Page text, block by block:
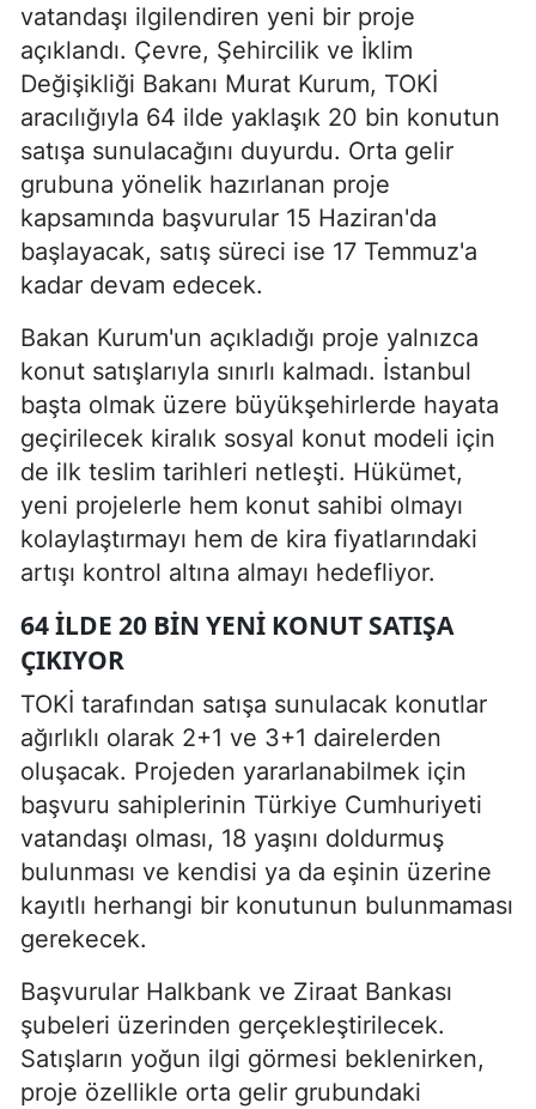
vatandaşı ilgilendiren yeni bir proje
açıklandı. Çevre, Şehircilik ve İklim
Değişikliği Bakanı Murat Kurum, TOKİ
aracılığıyla 64 ilde yaklaşık 20 bin konutun
satışa sunulacağını duyurdu. Orta gelir
grubuna yönelik hazırlanan proje
kapsamında başvurular 15 Haziran'da
başlayacak, satış süreci ise 17 Temmuz'a
kadar devam edecek.
Bakan Kurum'un açıkladığı proje yalnızca
konut satışlarıyla sınırlı kalmadı. İstanbul
başta olmak üzere büyükşehirlerde hayata
geçirilecek kiralık sosyal konut modeli için
de ilk teslim tarihleri netleşti. Hükümet,
yeni projelerle hem konut sahibi olmayı
kolaylaştırmayı hem de kira fiyatlarındaki
artışı kontrol altına almayı hedefliyor.
64 ILDE 20 BIN YENI KONUT SATIŞA
ÇIKIYOR
TOKİ tarafından satışa sunulacak konutlar
ağırlıklı olarak 2+1 ve 3+1 dairelerden
oluşacak. Projeden yararlanabilmek için
başvuru sahiplerinin Türkiye Cumhuriyeti
vatandaşı olması, 18 yaşını doldurmuş
bulunması ve kendisi ya da eşinin üzerine
kayıtlı herhangi bir konutunun bulunmaması
gerekecek.
Başvurular Halkbank ve Ziraat Bankası
şubeleri üzerinden gerçekleştirilecek.
Satışların yoğun ilgi görmesi beklenirken,
proje özellikle orta gelir grubundaki